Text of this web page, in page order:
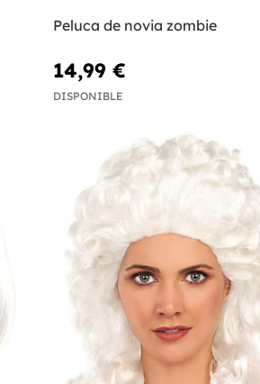
Peluca de novia zombie
14,99 €
DISPONIBLE